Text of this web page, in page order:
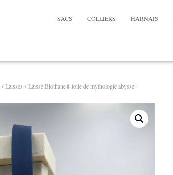
SACS COLLIERS HARNAIS
/Laisses / Laisse Biothane® toile de mythologie abysse